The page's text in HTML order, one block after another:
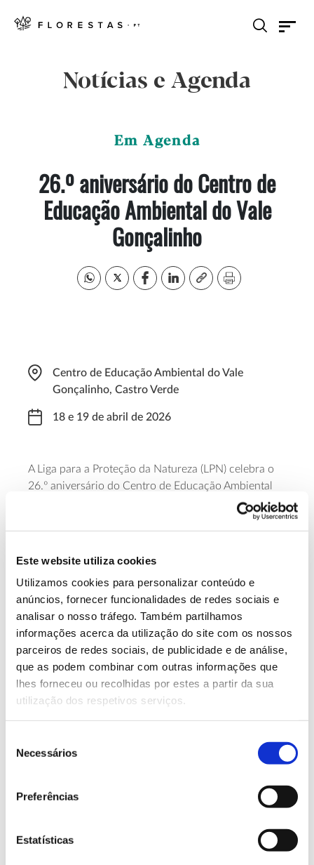
Este website utiliza cookies
Utilizamos cookies para personalizar conteúdo e
anúncios, fornecer funcionalidades de redes sociais e
analisar o nosso tráfego. Também partilhamos
informações acerca da utilização do site com os nossos
parceiros de redes sociais, de publicidade e de análise,
que as podem combinar com outras informações que
lhes forneceu ou recolhidas por estes a partir da sua
utilização dos respetivos serviços.
Necessários
Preferências
Estatísticas
Notícias e Agenda
Em Agenda
26.º aniversário do Centro de
Educação Ambiental do Vale
Gonçalinho
Centro de Educação Ambiental do Vale
Gonçalinho, Castro Verde
18 e 19 de abril de 2026
A Liga para a Proteção da Natureza (LPN) celebra o
26.º aniversário do Centro de Educação Ambiental
do Vale Gonçalinho, com um fim de semana que
cruza ciência, arte e natureza. Um workshop de
propostas.
Saiba mais
13.07.2026
Genoma do priolo e de outras espécies em risco:
conhecer para conservar
02.07.2026
cidadãos chamados a ajudar